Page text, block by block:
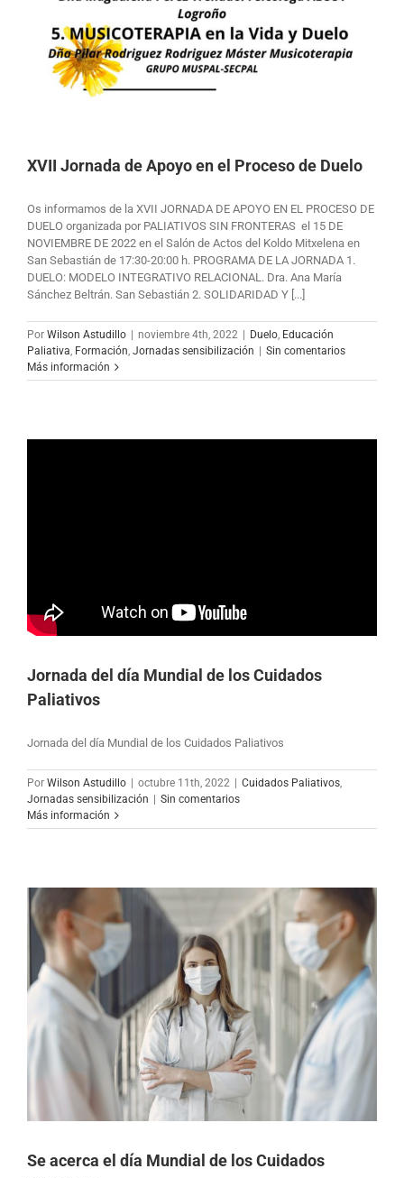
XVII Jornada de Apoyo en el Proceso de Duelo
Os informamos de la XVII JORNADA DE APOYO EN EL PROCESO DE
DUELO organizada por PALIATIVOS SIN FRONTERAS el 15 DE
NOVIEMBRE DE 2022 en el Salón de Actos del Koldo Mitxelena en
San Sebastián de 17:30-20:00 h. PROGRAMA DE LA JORNADA 1.
DUELO: MODELO INTEGRATIVO RELACIONAL. Dra. Ana María
Sánchez Beltrán. San Sebastián 2. SOLIDARIDAD Y [...]
Por Wilson Astudillo | noviembre 4th, 2022 | Duelo, Educación
Paliativa, Formación, Jornadas sensibilización | Sin comentarios
Más información
Jornada del día Mundial de los Cuidados
Paliativos
Jornada del día Mundial de los Cuidados Paliativos
Por Wilson Astudillo octubre 11th, 2022 Cuidados Paliativos,
Jornadas sensibilización
Sin comentarios
Más información
Se acerca el día Mundial de los Cuidados